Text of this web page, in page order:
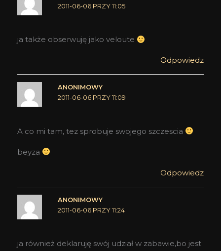
2011-06-06 PRZY 11:05
ja także obserwuję jako veloute
Odpowiedz
ANONIMOWY
2011-06-06 PRZY 11:09
A co mi tam, tez sprobuje swojego szczescia
beyza
Odpowiedz
ANONIMOWY
2011-06-06 PRZY 11:24
ja również deklaruję swój udział w zabawie,bo jest